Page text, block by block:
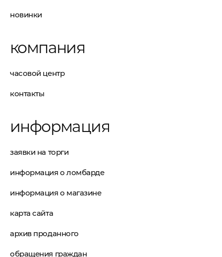
новинки
компания
часовой центр
контакты
информация
заявки на торги
информация о ломбарде
информация о магазине
карта сайта
архив проданного
обращения граждан